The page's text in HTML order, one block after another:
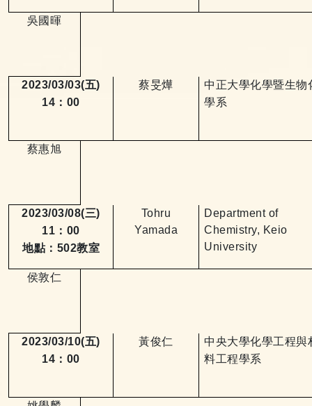
吳國暉
2023/03/03(五)
14 ： 00
蔡旻燁
中正大學化學暨生物
學系
蔡惠旭
2023/03/08(三)
11 ： 00
地點： 502教室
Tohru
Yamada
Department of
Chemistry, Keio
University
侯敦仁
2023/03/10(五)
14 ： 00
黃俊仁
中央大學化學工程與
料工程學系